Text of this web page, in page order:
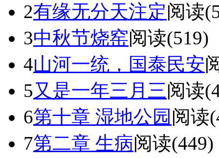
2有缘无分天注定阅读
3中秋节烧窑阅读(519)
4山河一统，国泰民安
5又是一年三月三阅读
6第十章 湿地公园 阅读
7第二章 生病阅读(449)